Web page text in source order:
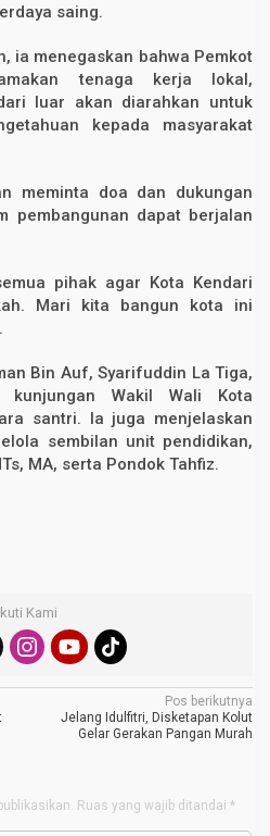
saing.
ia menegaskan bahwa Pemkot
tenaga kerja lokal,
luar akan diarahkan untuk
kepada masyarakat
meminta doa dan dukungan
pembangunan dapat berjalan
pihak agar Kota Kendari
Mari kita bangun kota ini
Bin Auf, Syarifuddin La Tiga,
kunjungan Wakil Wali Kota
santri. Ia juga menjelaskan
sembilan unit pendidikan,
MA, serta Pondok Tahfiz.
Kami
Pos berikutnya
Jelang Idulfitri, Disketapan Kolut
Gelar Gerakan Pangan Murah
Ruas yang wajib ditandai *